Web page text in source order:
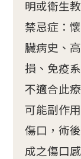
明或衛生
禁忌症：
臟病史、
損、免疫
不適合此
可能副作
傷口，術
成之傷口